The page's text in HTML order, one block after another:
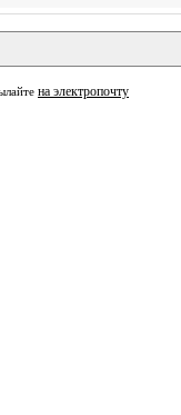
на электропочту